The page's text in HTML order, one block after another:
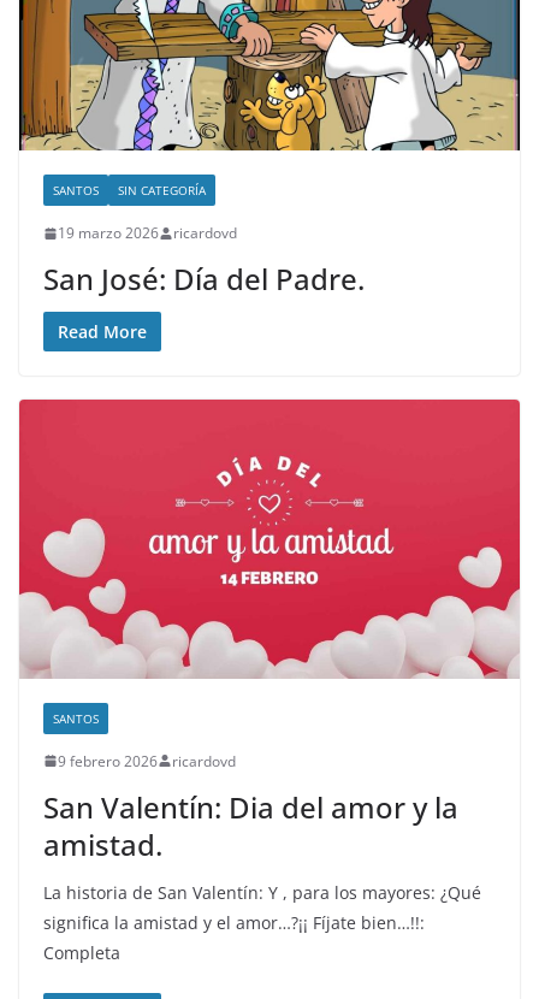
SANTOS SIN CATEGORÍA
19 marzo 2026 ricardovd
San José: Día del Padre.
Read More
SANTOS
9 febrero 2026 ricardovd
San Valentín: Dia del amor y la
amistad.
La historia de San Valentín: Y , para los mayores: ¿Qué
significa la amistad y el amor…?¡¡ Fíjate bien…!!:
Completa